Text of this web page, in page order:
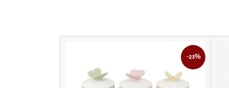
-23%